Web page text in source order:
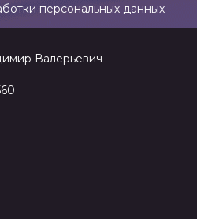
персональных данных
Валерьевич